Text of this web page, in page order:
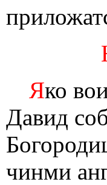
Яко
Давид
чинми